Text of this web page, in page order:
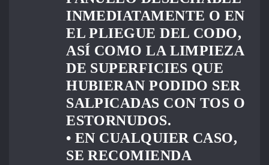
INMEDIATAMENTE O EN
EL PLIEGUE DEL CODO,
ASÍ COMO LA LIMPIEZA
DE SUPERFICIES QUE
HUBIERAN PODIDO SER
SALPICADAS CON TOS O
ESTORNUDOS.
• EN CUALQUIER CASO,
SE RECOMIENDA